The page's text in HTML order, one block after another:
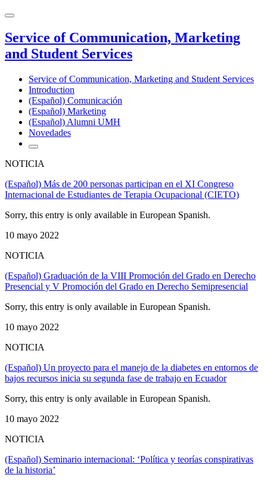
Service of Communication, Marketing
and Student Services
Service of Communication, Marketing and Student Services
Introduction
(Español) Comunicación
(Español) Marketing
(Español) Alumni UMH
Novedades
NOTICIA
(Español) Más de 200 personas participan en el XI Congreso
Internacional de Estudiantes de Terapia Ocupacional (CIETO)
Sorry, this entry is only available in European Spanish.
10 mayo 2022
NOTICIA
(Español) Graduación de la VIII Promoción del Grado en Derecho
Presencial y V Promoción del Grado en Derecho Semipresencial
Sorry, this entry is only available in European Spanish.
10 mayo 2022
NOTICIA
(Español) Un proyecto para el manejo de la diabetes en entornos de
bajos recursos inicia su segunda fase de trabajo en Ecuador
Sorry, this entry is only available in European Spanish.
10 mayo 2022
NOTICIA
(Español) Seminario internacional: ‘Política y teorías conspirativas
de la historia’